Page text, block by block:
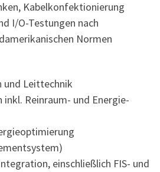
Kabelkonfektionierung
I/O-Testungen nach
Normen
und Leittechnik
Reinraum- und Energie­
einschließlich FIS- und